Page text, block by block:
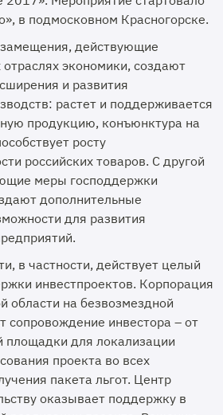
в подмосковном Красногорске.
действующие
отраслях экономики, создают
и развития
растет и поддерживается
продукцию, конъюнктура на
росту
российских товаров. С другой
меры господдержки
дополнительные
для развития
в частности, действует целый
инвестпроектов. Корпорация
области на безвозмездной
сопровождение инвестора – от
площадки для локализации
проекта во всех
пакета льгот. Центр
оказывает поддержку в